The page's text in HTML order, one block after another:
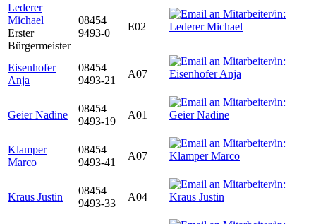
Lederer
Michael
Erster
Bürgermeister
08454
9493-0
E02
Eisenhofer
Anja
08454
9493-21
A07
Geier Nadine
08454
9493-19
A01
Klamper
Marco
08454
9493-41
A07
Kraus Justin
08454
9493-33
A04